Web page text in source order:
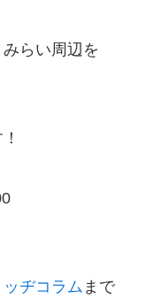
らい周辺を
ヂコラム まで